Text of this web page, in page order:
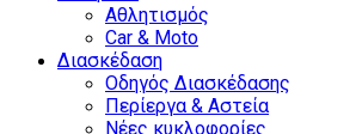
Αθλητισμός
Car & Moto
Διασκέδαση
Οδηγός Διασκέδασης
Περίεργα & Αστεία
Νέες κυκλοφορίες